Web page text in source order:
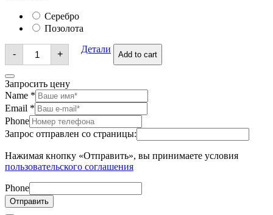
Серебро
Позолота
-
Брошь
quantity
+ Детали
Add to cart
Запросить цену
Name *
Email *
Phone
Запрос отправлен со страницы:
Нажимая кнопку «Отправить», вы принимаете условия
пользовательского соглашения
Phone
Отправить